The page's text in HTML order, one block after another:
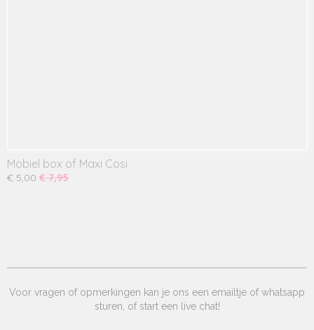
Mobiel box of Maxi Cosi
€ 5,00 € 7,95
Voor vragen of opmerkingen kan je ons een emailtje of whatsapp
sturen, of start een live chat!